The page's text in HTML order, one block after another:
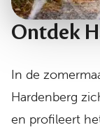
Ontdek
In de
Hardenberg
en profileert